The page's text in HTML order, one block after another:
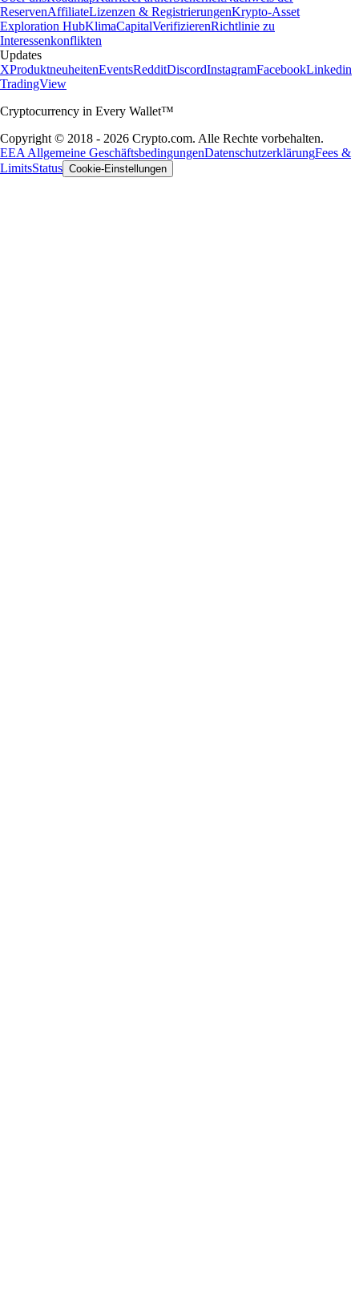
ReservenAffiliateLizenzen & RegistrierungenKrypto-Asset
Exploration HubKlimaCapitalVerifizierenRichtlinie zu
Interessenkonflikten
Updates
XProduktneuheitenEventsRedditDiscordInstagramFacebookLinkedin
TradingView
Cryptocurrency in Every Wallet™
Copyright © 2018 - 2026 Crypto.com. Alle Rechte vorbehalten.
EEA Allgemeine GeschäftsbedingungenDatenschutzerklärungFees &
LimitsStatus Cookie-Einstellungen